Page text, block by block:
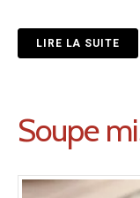
LIRE LA SUITE
Soupe